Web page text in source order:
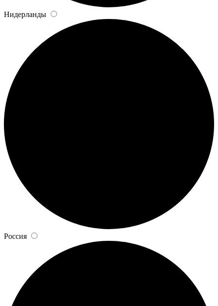
Нидерланды
Россия